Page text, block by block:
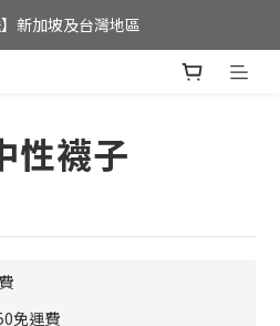
可享港澳地區免運費;
】新加坡及台灣地區
性襪子
免運費